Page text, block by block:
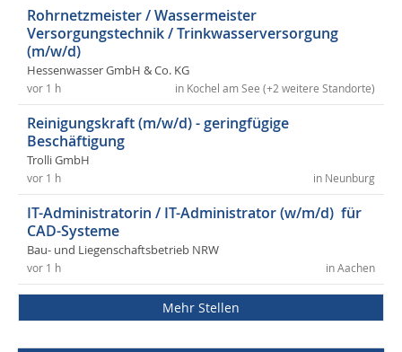
Rohrnetzmeister / Wassermeister
Versorgungstechnik / Trinkwasserversorgung
(m/w/d)
Hessenwasser GmbH & Co. KG
in Kochel am See (+2 weitere Standorte)
vor 1 h
Reinigungskraft (m/w/d) - geringfügige
Beschäftigung
Trolli GmbH
in Neunburg
vor 1 h
IT-Administratorin / IT-Administrator (w/m/d) für
CAD-Systeme
Bau- und Liegenschaftsbetrieb NRW
in Aachen
vor 1 h
Mehr Stellen